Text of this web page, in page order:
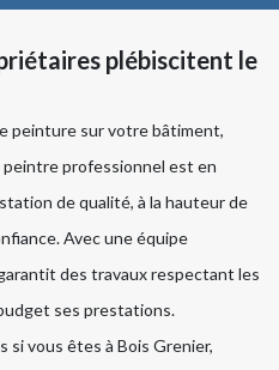
plébiscitent le
peinture sur votre bâtiment,
peintre professionnel est en
de qualité, à la hauteur de
Avec une équipe
des travaux respectant les
ses prestations.
si vous êtes à Bois Grenier,